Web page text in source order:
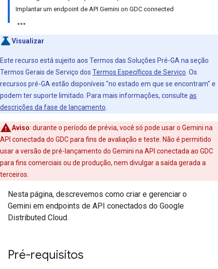
Implantar um endpoint de API Gemini on GDC connected
Visualizar
Este recurso está sujeito aos Termos das Soluções Pré-GA na seção
Termos Gerais de Serviço dos Termos Específicos de Serviço . Os
recursos pré-GA estão disponíveis "no estado em que se encontram" e
podem ter suporte limitado. Para mais informações, consulte as
descrições da fase de lançamento
Aviso: durante o período de prévia, você só pode usar o Gemini na
API conectada do GDC para fins de avaliação e teste. Não é permitido
usar a versão de pré-lançamento do Gemini na API conectada ao GDC
para fins comerciais ou de produção, nem divulgar a saída gerada a
terceiros.
Nesta página, descrevemos como criar e gerenciar o
Gemini em endpoints de API conectados do Google
Distributed Cloud.
Pré-requisitos